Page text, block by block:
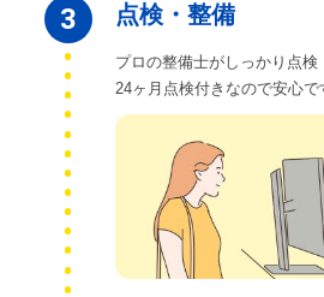
3 点検・整備
プロの整備士がしっかり点
24ヶ月点検付きなので安心で